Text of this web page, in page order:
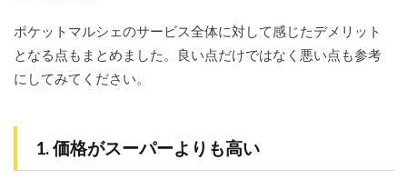
ポケットマルシェのサービス全体に対して感じたデメリット
となる点もまとめました。良い点だけではなく悪い点も参考
にしてみてください。
1. 価格がスーパーよりも高い